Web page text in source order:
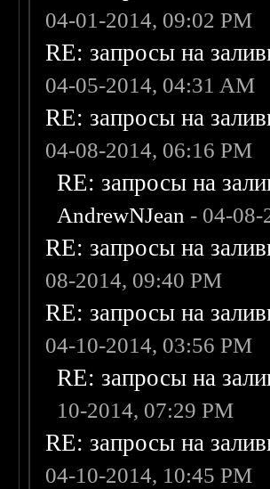
04-01-2014, 09:02 PM
RE: запросы на
04-05-2014, 04:31 AM
RE: запросы на
04-08-2014, 06:16 PM
RE: запросы на
AndrewNJean - 04-08-
RE: запросы на
08-2014, 09:40 PM
RE: запросы на
04-10-2014, 03:56 PM
RE: запросы на
10-2014, 07:29 PM
RE: запросы на
04-10-2014, 10:45 PM